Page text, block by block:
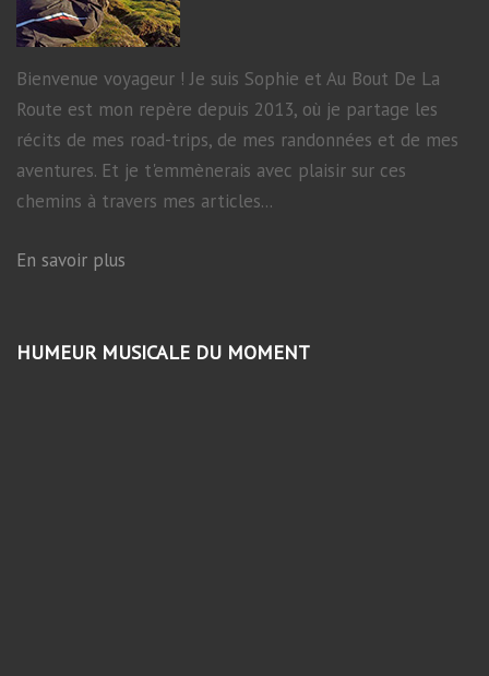
Bienvenue voyageur ! Je suis Sophie et Au Bout De La
Route est mon repère depuis 2013, où je partage les
récits de mes road-trips, de mes randonnées et de mes
aventures. Et je t'emmènerais avec plaisir sur ces
chemins à travers mes articles...
En savoir plus
HUMEUR MUSICALE DU MOMENT